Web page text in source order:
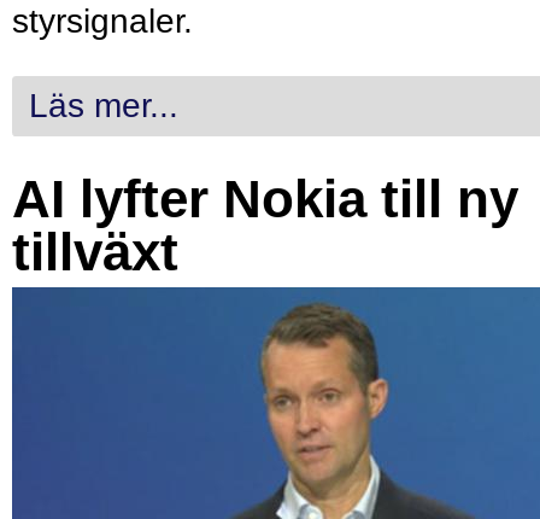
styrsignaler.
Läs mer...
AI lyfter Nokia till ny
tillväxt